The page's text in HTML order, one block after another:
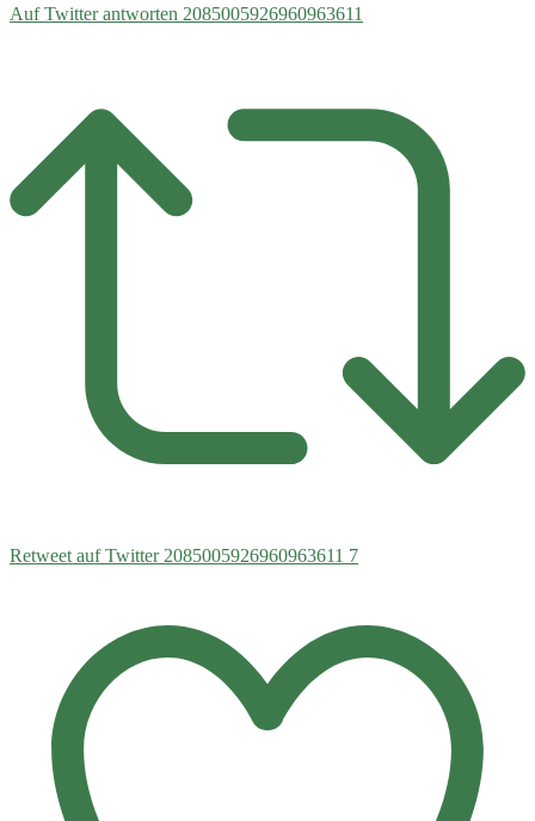
Auf Twitter antworten 2085005926960963611
Retweet auf Twitter 2085005926960963611 7